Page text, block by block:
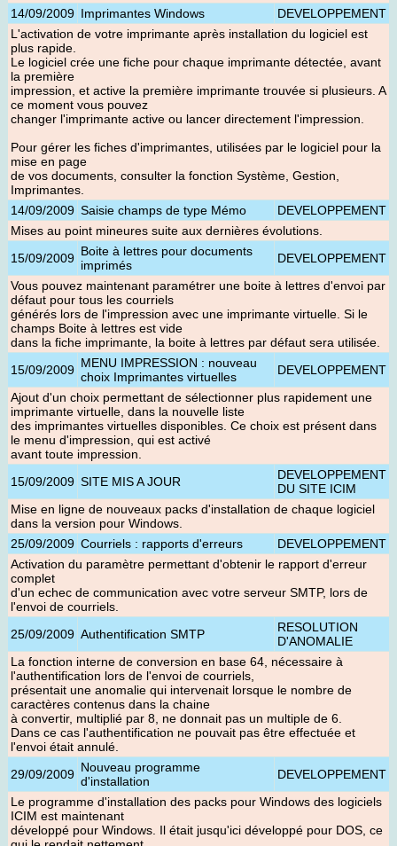
14/09/2009 Imprimantes Windows
DEVELOPPEMENT
L'activation de votre imprimante après installation du logiciel est
plus rapide.
Le logiciel crée une fiche pour chaque imprimante détectée, avant
la première
impression, et active la première imprimante trouvée si plusieurs. A
ce moment vous pouvez
changer l'imprimante active ou lancer directement l'impression.
Pour gérer les fiches d'imprimantes, utilisées par le logiciel pour la
mise en page
de vos documents, consulter la fonction Système, Gestion,
Imprimantes.
14/09/2009 Saisie champs de type Mémo
DEVELOPPEMENT
Mises au point mineures suite aux dernières évolutions.
15/09/2009 Boite à lettres pour documents
imprimés
DEVELOPPEMENT
Vous pouvez maintenant paramétrer une boite à lettres d'envoi par
défaut pour tous les courriels
générés lors de l'impression avec une imprimante virtuelle. Si le
champs Boite à lettres est vide
dans la fiche imprimante, la boite à lettres par défaut sera utilisée.
15/09/2009 MENU IMPRESSION : nouveau
choix Imprimantes virtuelles
DEVELOPPEMENT
Ajout d'un choix permettant de sélectionner plus rapidement une
imprimante virtuelle, dans la nouvelle liste
des imprimantes virtuelles disponibles. Ce choix est présent dans
le menu d'impression, qui est activé
avant toute impression.
15/09/2009 SITE MIS A JOUR
DEVELOPPEMENT
DU SITE ICIM
Mise en ligne de nouveaux packs d'installation de chaque logiciel
dans la version pour Windows.
25/09/2009 Courriels : rapports d'erreurs
DEVELOPPEMENT
Activation du paramètre permettant d'obtenir le rapport d'erreur
complet
d'un echec de communication avec votre serveur SMTP, lors de
l'envoi de courriels.
25/09/2009 Authentification SMTP
RESOLUTION
D'ANOMALIE
La fonction interne de conversion en base 64, nécessaire à
l'authentification lors de l'envoi de courriels,
présentait une anomalie qui intervenait lorsque le nombre de
caractères contenus dans la chaine
à convertir, multiplié par 8, ne donnait pas un multiple de 6.
Dans ce cas l'authentification ne pouvait pas être effectuée et
l'envoi était annulé.
29/09/2009 Nouveau programme
d'installation
DEVELOPPEMENT
Le programme d'installation des packs pour Windows des logiciels
ICIM est maintenant
développé pour Windows. Il était jusqu'ici développé pour DOS, ce